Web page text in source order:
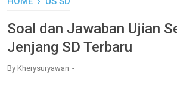
Soal dan Jawaban Ujian
Jenjang SD Terbaru
By Kherysuryawan